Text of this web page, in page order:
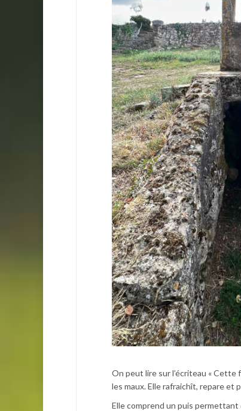
On peut lire sur l’écriteau «
les maux. Elle rafraichît, repare et
Elle comprend un puis permettant